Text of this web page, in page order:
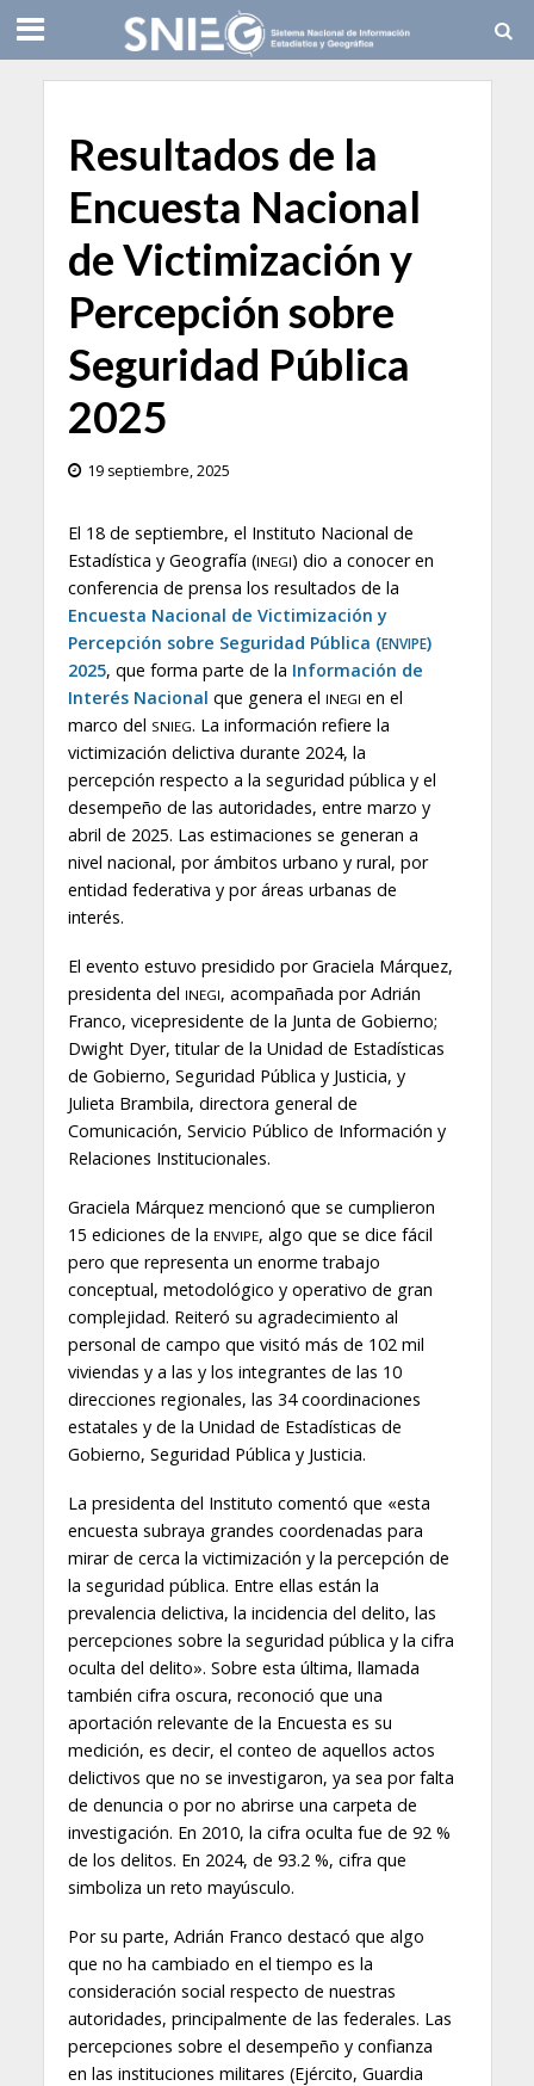
Resultados de la
Encuesta Nacional
de Victimización y
Percepción sobre
Seguridad Pública
2025
19 septiembre, 2025
El 18 de septiembre, el Instituto Nacional de
Estadística y Geografía (INEGI) dio a conocer en
conferencia de prensa los resultados de la
Encuesta Nacional de Victimización y
Percepción sobre Seguridad Pública (ENVIPE)
2025, que forma parte de la Información de
Interés Nacional que genera el INEGI en el
marco del SNIEG. La información refiere la
victimización delictiva durante 2024, la
percepción respecto a la seguridad pública y el
desempeño de las autoridades, entre marzo y
abril de 2025. Las estimaciones se generan a
nivel nacional, por ámbitos urbano y rural, por
entidad federativa y por áreas urbanas de
interés.
El evento estuvo presidido por Graciela Márquez,
presidenta del INEGI, acompañada por Adrián
Franco, vicepresidente de la Junta de Gobierno;
Dwight Dyer, titular de la Unidad de Estadísticas
de Gobierno, Seguridad Pública y Justicia, y
Julieta Brambila, directora general de
Comunicación, Servicio Público de Información y
Relaciones Institucionales.
Graciela Márquez mencionó que se cumplieron
15 ediciones de la ENVIPE, algo que se dice fácil
pero que representa un enorme trabajo
conceptual, metodológico y operativo de gran
complejidad. Reiteró su agradecimiento al
personal de campo que visitó más de 102 mil
viviendas y a las y los integrantes de las 10
direcciones regionales, las 34 coordinaciones
estatales y de la Unidad de Estadísticas de
Gobierno, Seguridad Pública y Justicia.
La presidenta del Instituto comentó que «esta
encuesta subraya grandes coordenadas para
mirar de cerca la victimización y la percepción de
la seguridad pública. Entre ellas están la
prevalencia delictiva, la incidencia del delito, las
percepciones sobre la seguridad pública y la cifra
oculta del delito». Sobre esta última, llamada
también cifra oscura, reconoció que una
aportación relevante de la Encuesta es su
medición, es decir, el conteo de aquellos actos
delictivos que no se investigaron, ya sea por falta
de denuncia o por no abrirse una carpeta de
investigación. En 2010, la cifra oculta fue de 92 %
de los delitos. En 2024, de 93.2 %, cifra que
simboliza un reto mayúsculo.
Por su parte, Adrián Franco destacó que algo
que no ha cambiado en el tiempo es la
consideración social respecto de nuestras
autoridades, principalmente de las federales. Las
percepciones sobre el desempeño y confianza
en las instituciones militares (Ejército, Guardia